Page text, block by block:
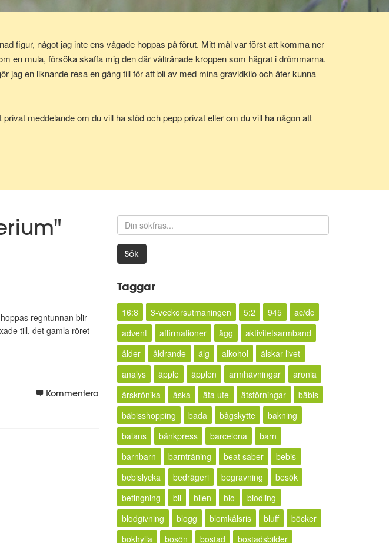
figur, något jag inte ens vågade hoppas på förut. Mitt mål var först att komma ner
en mula, försöka skaffa mig den där vältränade kroppen som hägrat i drömmarna.
jag en liknande resa en gång till för att bli av med mina gravidkilo och åter kunna
meddelande om du vill ha stöd och pepp privat eller om du vill ha någon att
regntunnan blir
till, det gamla röret
Kommentera
Sök
Taggar
16:8 3-veckorsutmaningen 5:2 945
ac/dc
advent
affirmationer ägg
aktivitetsarmband
ålder
åldrande älg alkohol
älskar livet
analys
äpple äpplen armhävningar
aronia
årskrönika
åska äta ute ätstörningar
bäbis
bäbisshopping
bada bågskytte
bakning
balans
bänkpress barcelona
barn
barnbarn
barnträning beat saber
bebis
bebislycka
bedrägeri begravning
besök
betingning
bil bilen bio
biodling
blodgivning
blogg blomkålsris bluff
böcker
bokhylla
bosön bostad
bostadsbilder